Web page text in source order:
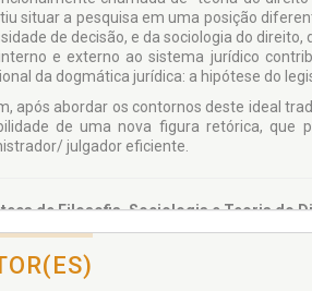
situar a pesquisa em uma posição
de decisão, e da sociologia do
e externo ao sistema jurídico
da dogmática jurídica: a hipótese do
após abordar os contornos deste ideal
de uma nova figura retórica, que
julgador eficiente.
de Filosofia, Sociologia e Teoria do
como país periférico no sistema social
o tecnicismo-dogmático de baixa
atores do neocapitalismo, a